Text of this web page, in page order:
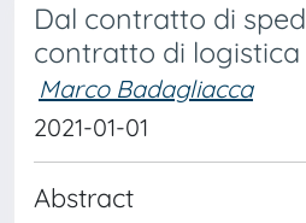
Dal contratto di
contratto di logistica
Marco Badagliacca
2021-01-01
Abstract